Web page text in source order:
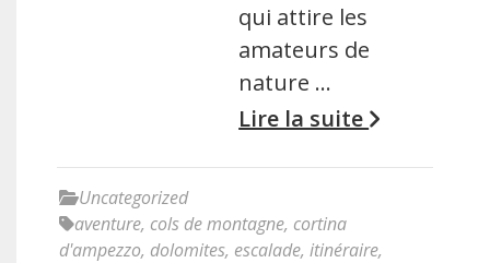
qui attire les
amateurs de
nature …
Lire la suite
Uncategorized
aventure, cols de montagne, cortina
d'ampezzo, dolomites, escalade, itinéraire,